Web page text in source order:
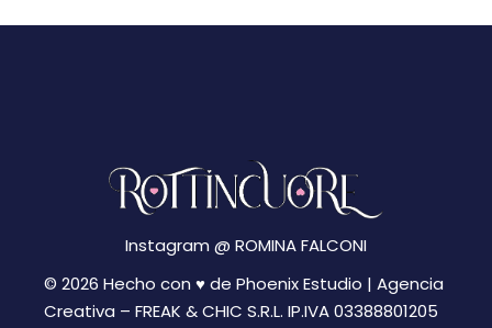
Instagram @ ROMINA FALCONI
© 2026 Hecho con ♥ de Phoenix Estudio | Agencia
Creativa –FREAK & CHIC S.R.L. IP.IVA 03388801205